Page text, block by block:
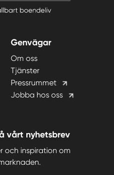
Genvägar
Om oss
Tjänster
Pressrummet
Jobba hos oss
vårt nyhetsbrev
och inspiration om